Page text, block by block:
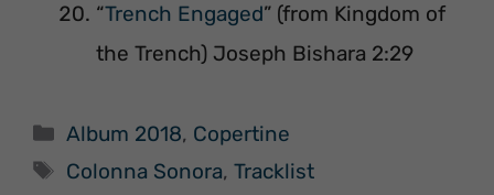
“Trench Engaged” (from Kingdom of
the Trench) Joseph Bishara 2:29
Categorie
Album 2018, Copertine
Tag
Colonna Sonora,Tracklist